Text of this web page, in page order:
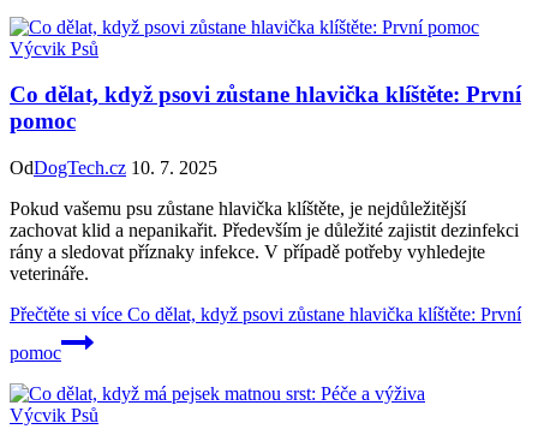
Výcvik Psů
Co dělat, když psovi zůstane hlavička klíštěte: První
pomoc
OdDogTech.cz 10. 7. 2025
Pokud vašemu psu zůstane hlavička klíštěte, je nejdůležitější
zachovat klid a nepanikařit. Především je důležité zajistit dezinfekci
rány a sledovat příznaky infekce. V případě potřeby vyhledejte
veterináře.
Přečtěte si více Co dělat, když psovi zůstane hlavička klíštěte: První
pomoc
Výcvik Psů